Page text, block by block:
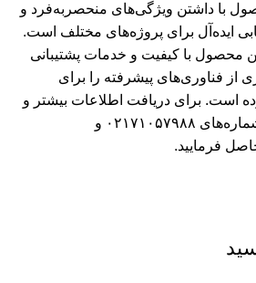
با داشتن ویژگی‌های منحصربه‌فرد و
ایده‌آل برای پروژه‌های مختلف است.
محصول با کیفیت و خدمات پشتیبانی
از فناوری‌های پیشرفته را برای
است. برای دریافت اطلاعات بیشتر و
۰۲۱۷۱۰۵۷۹۸۸ و
فرمایید.